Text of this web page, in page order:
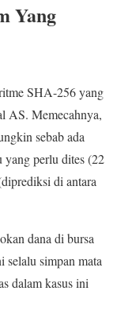
Yang
SHA-256 yang
AS. Memecahnya,
sebab ada
perlu dites (22
di antara
dana di bursa
selalu simpan mata
dalam kasus ini